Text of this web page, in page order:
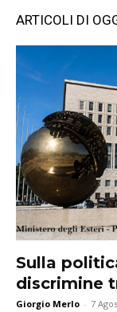
ARTICOLI DI
Sulla
discrimine
Giorgio Merlo - 7